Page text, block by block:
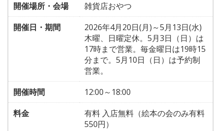
開催場所・会場
雑貨店おやつ
開催日・期間
2026年4月20日(月)～5月13日(水)
木曜、日曜定休。5月3日（日）は
17時まで営業。毎金曜日は19時15
分まで。5月10日（日）は予約制
営業。
開催時間
12:00～18:00
料金
有料 入店無料（絵本の会のみ有料
550円）